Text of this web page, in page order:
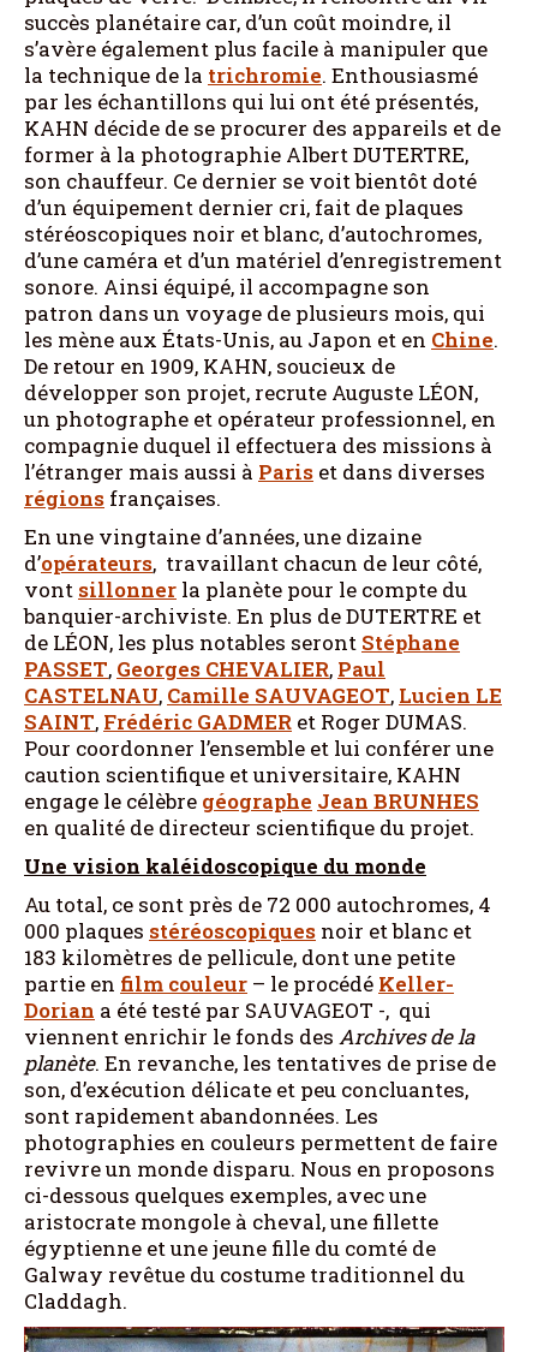
succès planétaire car, d’un coût moindre, il
s’avère également plus facile à manipuler que
la technique de la trichromie. Enthousiasmé
par les échantillons qui lui ont été présentés,
KAHN décide de se procurer des appareils et de
former à la photographie Albert DUTERTRE,
son chauffeur. Ce dernier se voit bientôt doté
d’un équipement dernier cri, fait de plaques
stéréoscopiques noir et blanc, d’autochromes,
d’une caméra et d’un matériel d’enregistrement
sonore. Ainsi équipé, il accompagne son
patron dans un voyage de plusieurs mois, qui
les mène aux États-Unis, au Japon et en Chine.
De retour en 1909, KAHN, soucieux de
développer son projet, recrute Auguste LÉON,
un photographe et opérateur professionnel, en
compagnie duquel il effectuera des missions à
l’étranger mais aussi à Paris et dans diverses
régions françaises.
En une vingtaine d’années, une dizaine
d’opérateurs, travaillant chacun de leur côté,
vont sillonner la planète pour le compte du
banquier-archiviste. En plus de DUTERTRE et
de LÉON, les plus notables seront Stéphane
PASSET, Georges CHEVALIER, Paul
CASTELNAU, Camille SAUVAGEOT, Lucien LE
SAINT, Frédéric GADMER et Roger DUMAS.
Pour coordonner l’ensemble et lui conférer une
caution scientifique et universitaire, KAHN
engage le célèbre géographe Jean BRUNHES
en qualité de directeur scientifique du projet.
Une vision kaléidoscopique du monde
Au total, ce sont près de 72 000 autochromes, 4
000 plaques stéréoscopiques noir et blanc et
183 kilomètres de pellicule, dont une petite
partie en film couleur – le procédé Keller-
Dorian a été testé par SAUVAGEOT -, qui
viennent enrichir le fonds des Archives de la
planète. En revanche, les tentatives de prise de
son, d’exécution délicate et peu concluantes,
sont rapidement abandonnées. Les
photographies en couleurs permettent de faire
revivre un monde disparu. Nous en proposons
ci-dessous quelques exemples, avec une
aristocrate mongole à cheval, une fillette
égyptienne et une jeune fille du comté de
Galway revêtue du costume traditionnel du
Claddagh.